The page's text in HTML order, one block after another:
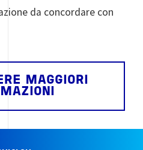
da concordare con
MAGGIORI